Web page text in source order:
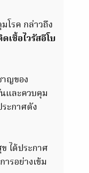
รค กล่าวถึง
เชื้อไวรัสอีโบ
าญของ
นและควบคุม
ะกาศดัง
ได้ประกาศ
รอย่างเข้ม